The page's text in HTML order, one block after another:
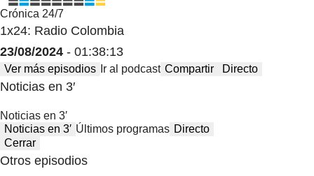
Crónica 24/7
1x24: Radio Colombia
23/08/2024 - 01:38:13
Ver más episodios Ir al podcast Compartir Directo
Noticias en 3′
Noticias en 3′
Noticias en 3′ Últimos programas Directo
Cerrar
Otros episodios